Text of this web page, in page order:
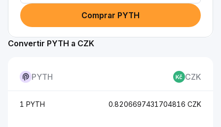
Comprar PYTH
Convertir PYTH a CZK
PYTH CZK
1 PYTH 0.8206697431704816 CZK